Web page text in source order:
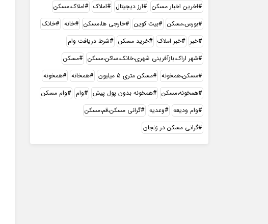
اخرین اخبار مسکن
ارز دیجیتال املاک
املاک،مسکن
بورس،مسکن
بیت کوین خارجی ها،مسکن خانه
خانک
خبر
خبر املاک خرید مسکن
شرط دریافت وام
شهر اراک،بازآفرینی شهری،خانک،ساکن،مسکن
مسکن
مسکن،همخونه
مسکن متری ۵ میلیون همخانه
همخونه
همخونه،مسکن
همخونه بدون پول پیش وام
وام مسکن
وام ودیعه
وعدیه
گرانی مسکن،قم،مسکن
گرانی مسکن در زنجان